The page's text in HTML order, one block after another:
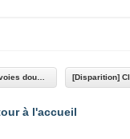
à l'accueil